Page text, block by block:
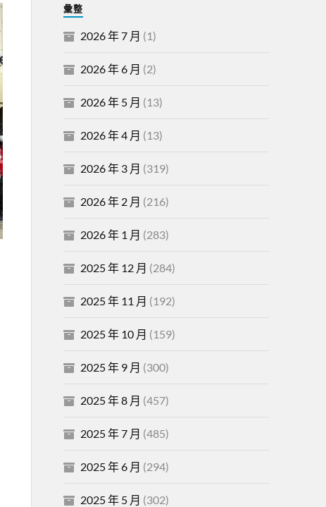
彙整
2026 年 7 月 (1)
2026 年 6 月 (2)
2026 年 5 月 (13)
2026 年 4 月 (13)
2026 年 3 月 (319)
2026 年 2 月 (216)
2026 年 1 月 (283)
2025 年 12 月 (284)
2025 年 11 月 (192)
2025 年 10 月 (159)
2025 年 9 月 (300)
2025 年 8 月 (457)
2025 年 7 月 (485)
2025 年 6 月 (294)
2025 年 5 月 (302)